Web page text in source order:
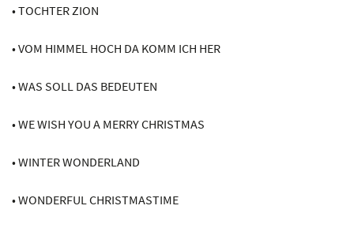
• TOCHTER ZION
• VOM HIMMEL HOCH DA KOMM ICH HER
• WAS SOLL DAS BEDEUTEN
• WE WISH YOU A MERRY CHRISTMAS
• WINTER WONDERLAND
• WONDERFUL CHRISTMASTIME